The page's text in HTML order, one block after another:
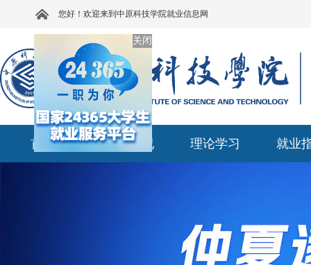
您好！欢迎来到中原科技学院就业信息网
首页 部门概况 理论学习 就业
关闭